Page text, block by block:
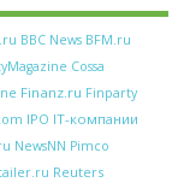
BBC News BFM.ru
Cossa
Finanz.ru Finparty
IPO IT-компании
NewsNN Pimco
Reuters